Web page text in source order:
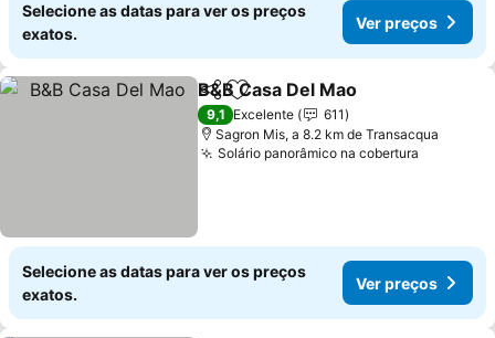
Selecione as datas para ver os preços
exatos.
Ver preços
PartilharAdicionar aos favoritos
B&B Casa Del Mao
9,1 Excelente
611
Sagron Mis, a 8.2 km de Transacqua
Solário panorâmico na cobertura
Selecione as datas para ver os preços
exatos.
Ver preços